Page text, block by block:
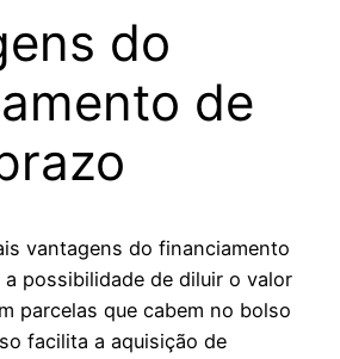
do
de
vantagens do financiamento
possibilidade de diluir o valor
parcelas que cabem no bolso
facilita a aquisição de